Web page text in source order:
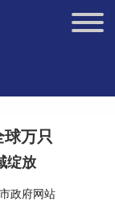
万只
绽放
政府网站